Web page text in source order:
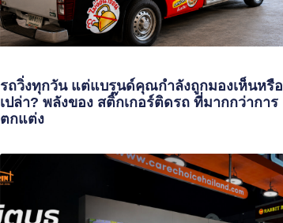
รถวิ่งทุกวัน แต่แบรนด์คุณกำลังถูกมองเห็นหรือ
เปล่า? พลังของ สติ๊กเกอร์ติดรถ ที่มากกว่าการ
ตกแต่ง